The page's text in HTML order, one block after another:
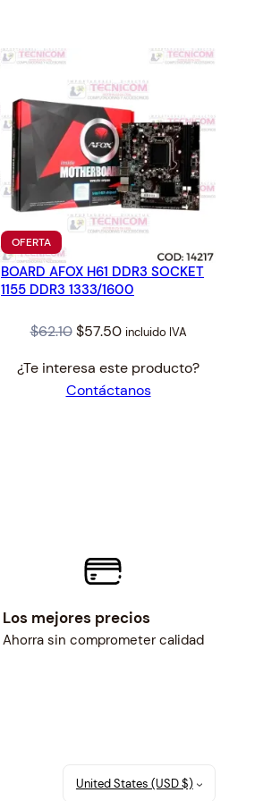
OFERTAPRODUCTO
EN
OFERTA
BOARD AFOX H61 DDR3 SOCKET
1155 DDR3 1333/1600
$62.10 Original
was:
$62.10.
$57.50Current
is:
$57.50.
incluido IVA
¿Te interesa este producto?
Contáctanos
Los mejores precios
Ahorra sin comprometer calidad
United States (USD $)